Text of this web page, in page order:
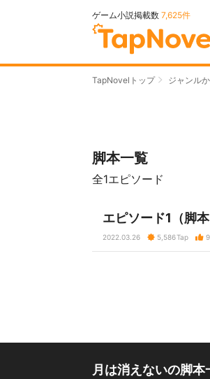
ゲーム小説掲載数 7,625件
TapNovelトップ ジャンル
脚本一覧
全1エピソード
エピソード1（脚本
2022.03.26 5,586Tap 9
月は消えないの脚本